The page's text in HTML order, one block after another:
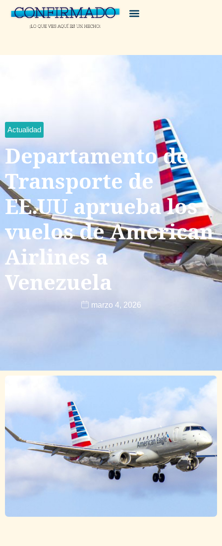
Actualidad
Departamento de
Transporte de
EE.UU aprueba los
vuelos de American
Airlines a
Venezuela
marzo 4, 2026